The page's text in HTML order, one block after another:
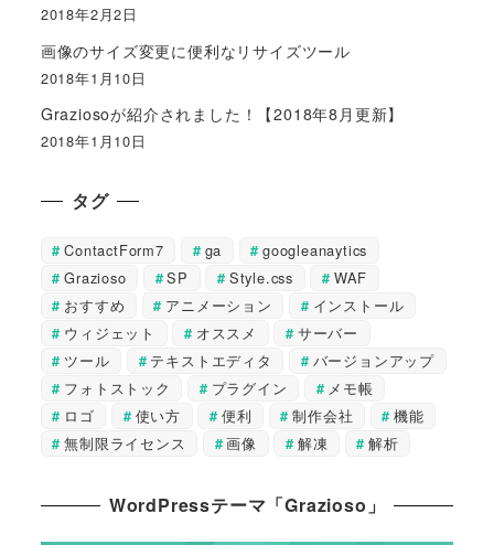
2018年2月2日
画像のサイズ変更に便利なリサイズツール
2018年1月10日
Graziosoが紹介されました！【2018年8月更新】
2018年1月10日
タグ
ContactForm7 ga
googleanaytics
Grazioso
SP Style.css
WAF
おすすめ
アニメーション
インストール
ウィジェット
オススメ
サーバー
ツール
テキストエディタ
バージョンアップ
フォトストック
プラグイン
メモ帳
ロゴ
使い方 便利 制作会社
機能
無制限ライセンス
画像 解凍 解析
WordPressテーマ「Grazioso」